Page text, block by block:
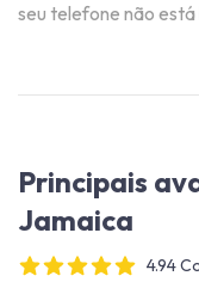
seu telefone não
Principais
Jamaica
4.94